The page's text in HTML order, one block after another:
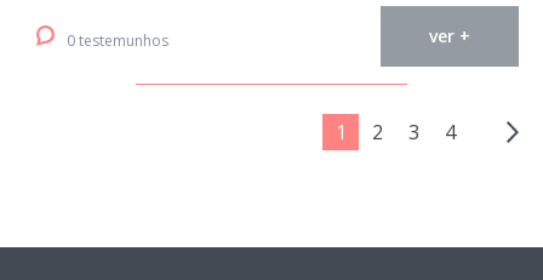
0 testemunhos ver +
1 2 3 4